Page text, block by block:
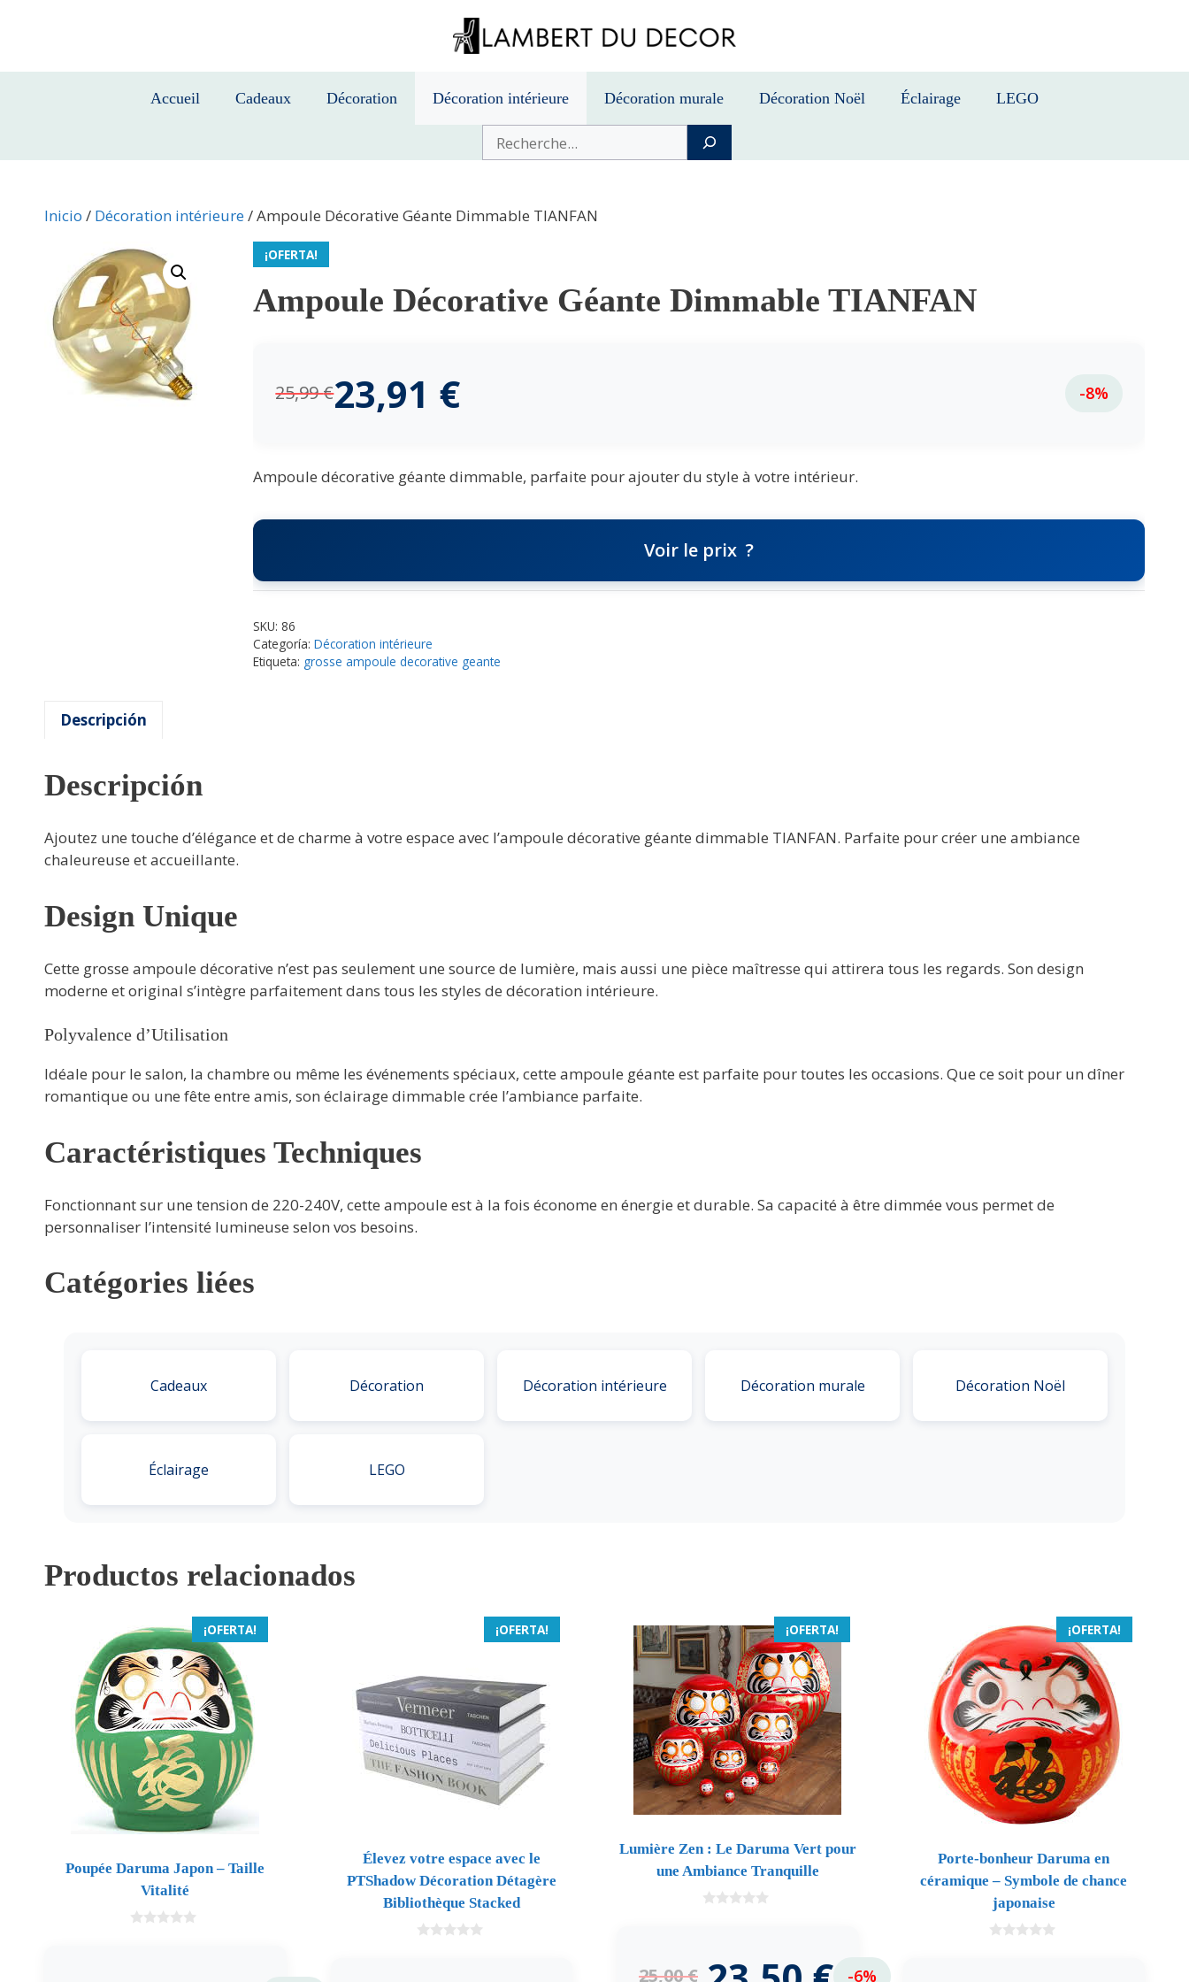
Accueil Cadeaux Décoration Décoration intérieure Décoration murale Décoration Noël Éclairage LEGO
Buscar
Inicio / Décoration intérieure/ Ampoule Décorative Géante Dimmable TIANFAN
¡OFERTA!
Ampoule Décorative Géante Dimmable TIANFAN
25,99€23,91 € -8%
Ampoule décorative géante dimmable, parfaite pour ajouter du style à votre intérieur.
Voir le prix
SKU: 86
Categoría:Décoration intérieure
Etiqueta: grosse ampoule decorative geante
Descripción
Descripción
Ajoutez une touche d’élégance et de charme à votre espace avec l’ampoule décorative géante dimmable TIANFAN. Parfaite pour créer une ambiance
chaleureuse et accueillante.
Design Unique
Cette grosse ampoule décorative n’est pas seulement une source de lumière, mais aussi une pièce maîtresse qui attirera tous les regards. Son design
moderne et original s’intègre parfaitement dans tous les styles de décoration intérieure.
Polyvalence d’Utilisation
Idéale pour le salon, la chambre ou même les événements spéciaux, cette ampoule géante est parfaite pour toutes les occasions. Que ce soit pour un dîner
romantique ou une fête entre amis, son éclairage dimmable crée l’ambiance parfaite.
Caractéristiques Techniques
Fonctionnant sur une tension de 220-240V, cette ampoule est à la fois économe en énergie et durable. Sa capacité à être dimmée vous permet de
personnaliser l’intensité lumineuse selon vos besoins.
Catégories liées
Cadeaux Décoration Décoration intérieure Décoration murale Décoration Noël
Éclairage LEGO
Productos relacionados
¡OFERTA!
Poupée Daruma Japon – Taille
Vitalité
¡OFERTA!
Élevez votre espace avec le
PTShadow Décoration Détagère
Bibliothèque Stacked
¡OFERTA!
Lumière Zen : Le Daruma Vert pour
une Ambiance Tranquille
25,00€ -6%
¡OFERTA!
Porte-bonheur Daruma en
céramique – Symbole de chance
japonaise